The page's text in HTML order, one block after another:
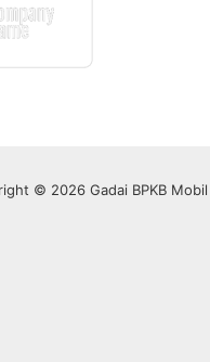
© 2026 Gadai BPKB